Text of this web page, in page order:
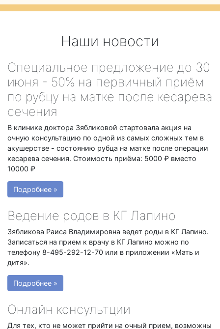
Наши новости
Специальное предложение до 30
июня - 50% на первичный приём
по рубцу на матке после кесарева
сечения
В клинике доктора Зябликовой стартовала акция на
очную консультацию по одной из самых сложных тем в
акушерстве - состоянию рубца на матке после операции
кесарева сечения. Стоимость приёма: 5000 ₽ вместо
10000 ₽
Подробнее »
Ведение родов в КГ Лапино
Зябликова Раиса Владимировна ведет роды в КГ Лапино.
Записаться на прием к врачу в КГ Лапино можно по
телефону 8-495-292-12-70 или в приложении «Мать и
дитя».
Подробнее »
Онлайн консультции
Для тех, кто не может прийти на очный прием, возможны